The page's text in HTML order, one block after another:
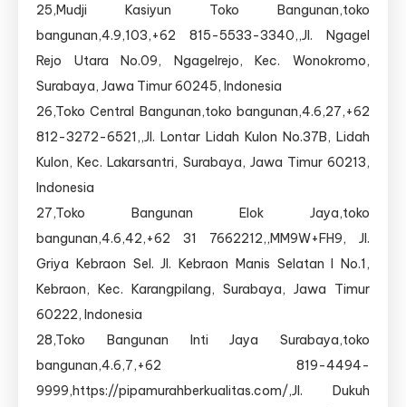
25,Mudji Kasiyun Toko Bangunan,toko
bangunan,4.9,103,+62 815-5533-3340,,Jl. Ngagel
Rejo Utara No.09, Ngagelrejo, Kec. Wonokromo,
Surabaya, Jawa Timur 60245, Indonesia
26,Toko Central Bangunan,toko bangunan,4.6,27,+62
812-3272-6521,,Jl. Lontar Lidah Kulon No.37B, Lidah
Kulon, Kec. Lakarsantri, Surabaya, Jawa Timur 60213,
Indonesia
27,Toko Bangunan Elok Jaya,toko
bangunan,4.6,42,+62 31 7662212,,MM9W+FH9, Jl.
Griya Kebraon Sel. Jl. Kebraon Manis Selatan I No.1,
Kebraon, Kec. Karangpilang, Surabaya, Jawa Timur
60222, Indonesia
28,Toko Bangunan Inti Jaya Surabaya,toko
bangunan,4.6,7,+62 819-4494-
9999,https://pipamurahberkualitas.com/,Jl. Dukuh